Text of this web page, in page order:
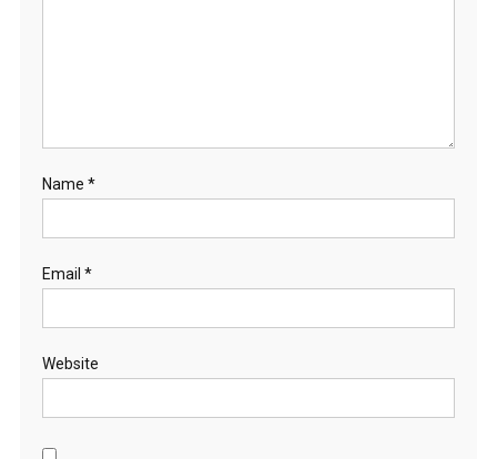
Name *
Email *
Website